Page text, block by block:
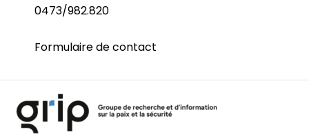
0473/982.820
Formulaire de contact